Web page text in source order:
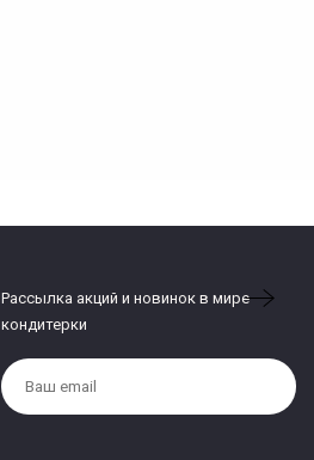
Рассылка акций и новинок в мире
кондитерки